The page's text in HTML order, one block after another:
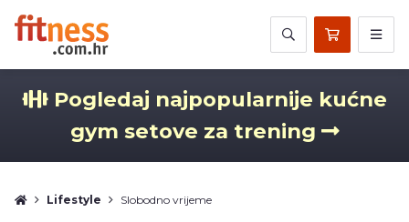
Pogledaj najpopularnije kućne
gym setove za trening
Lifestyle Slobodno vrijeme